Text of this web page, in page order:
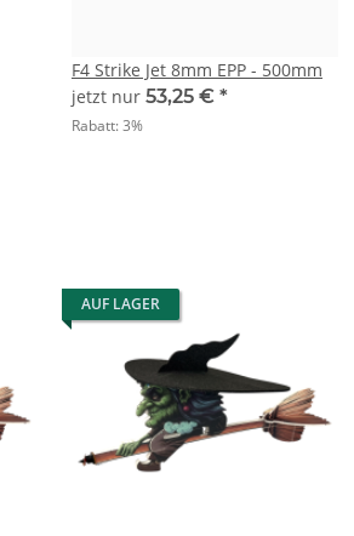
F4 Strike Jet 8mm EPP - 500mm
jetzt nur 53,25 € *
Rabatt:3%
AUF LAGER